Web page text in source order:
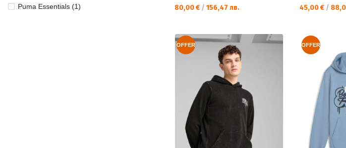
Puma Essentials (1) Текуща цена:
80,00 € / 156,47 лв. Текуща цена:
45,00 € /
OFFER OFFER